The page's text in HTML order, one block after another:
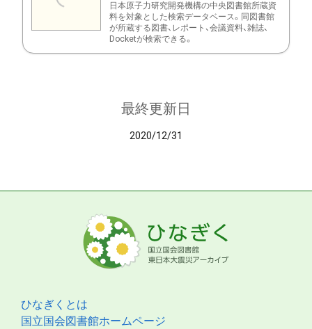
日本原子力研究開発機構の中央図書館所蔵資
料を対象とした検索データベース。同図書館
が所蔵する図書、レポート、会議資料、雑誌、
Docketが検索できる。
最終更新日
2020/12/31
ひなぎくとは
国立国会図書館ホームページ